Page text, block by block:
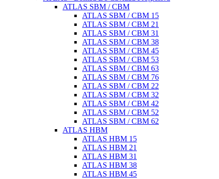
ATLAS SBM / CBM
ATLAS SBM / CBM 15
ATLAS SBM / CBM 21
ATLAS SBM / CBM 31
ATLAS SBM / CBM 38
ATLAS SBM / CBM 45
ATLAS SBM / CBM 53
ATLAS SBM / CBM 63
ATLAS SBM / CBM 76
ATLAS SBM / CBM 22
ATLAS SBM / CBM 32
ATLAS SBM / CBM 42
ATLAS SBM / CBM 52
ATLAS SBM / CBM 62
ATLAS HBM
ATLAS HBM 15
ATLAS HBM 21
ATLAS HBM 31
ATLAS HBM 38
ATLAS HBM 45